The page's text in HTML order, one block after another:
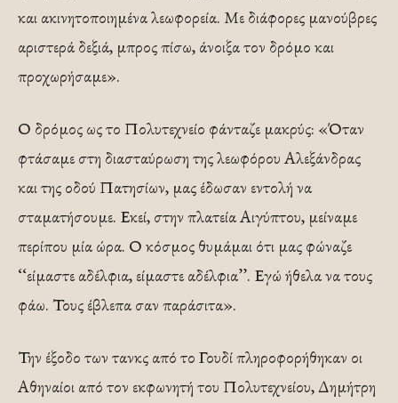
και ακινητοποιημένα λεωφορεία. Με διάφορες μανούβρες
αριστερά δεξιά, μπρος πίσω, άνοιξα τον δρόμο και
προχωρήσαμε».
Ο δρόμος ως το Πολυτεχνείο φάνταζε μακρύς: «Όταν
φτάσαμε στη διασταύρωση της λεωφόρου Αλεξάνδρας
και της οδού Πατησίων, μας έδωσαν εντολή να
σταματήσουμε. Εκεί, στην πλατεία Αιγύπτου, μείναμε
περίπου μία ώρα. Ο κόσμος θυμάμαι ότι μας φώναζε
‘‘είμαστε αδέλφια, είμαστε αδέλφια’’. Εγώ ήθελα να τους
φάω. Τους έβλεπα σαν παράσιτα».
Την έξοδο των τανκς από το Γουδί πληροφορήθηκαν οι
Αθηναίοι από τον εκφωνητή του Πολυτεχνείου, Δημήτρη